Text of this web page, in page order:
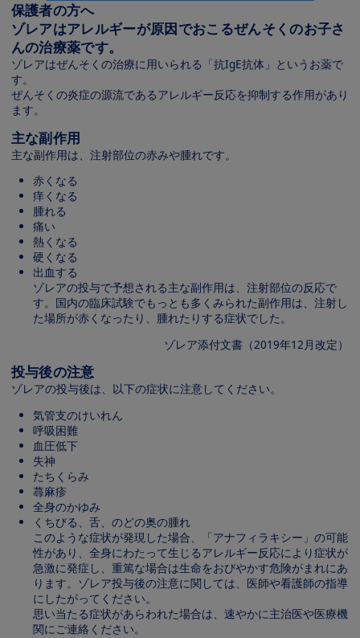
保護者の方へ
ゾレアはアレルギーが原因でおこるぜんそくのお子さ
んの治療薬です。
ゾレアはぜんそくの治療に用いられる「抗IgE抗体」というお薬で
す。
ぜんそくの炎症の源流であるアレルギー反応を抑制する作用があり
ます。
主な副作用
主な副作用は、注射部位の赤みや腫れです。
赤くなる
痒くなる
腫れる
痛い
熱くなる
硬くなる
出血する
ゾレアの投与で予想される主な副作用は、注射部位の反応で
す。国内の臨床試験でもっとも多くみられた副作用は、注射し
た場所が赤くなったり、腫れたりする症状でした。
ゾレア添付文書（2019年12月改定）
投与後の注意
ゾレアの投与後は、以下の症状に注意してください。
気管支のけいれん
呼吸困難
血圧低下
失神
たちくらみ
蕁麻疹
全身のかゆみ
くちびる、舌、のどの奥の腫れ
このような症状が発現した場合、「アナフィラキシー」の可能
性があり、全身にわたって生じるアレルギー反応により症状が
急激に発症し、重篤な場合は生命をおびやかす危険がまれにあ
ります。ゾレア投与後の注意に関しては、医師や看護師の指導
にしたがってください。
思い当たる症状があらわれた場合は、速やかに主治医や医療機
関にご連絡ください。